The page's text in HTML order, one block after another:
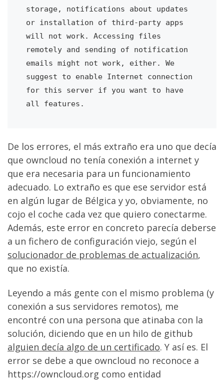
storage, notifications about updates
or installation of third-party apps
will not work. Accessing files
remotely and sending of notification
emails might not work, either. We
suggest to enable Internet connection
for this server if you want to have
De los errores, el más extraño era uno que decía
que owncloud no tenía conexión a internet y
que era necesaria para un funcionamiento
adecuado. Lo extraño es que ese servidor está
en algún lugar de Bélgica y yo, obviamente, no
cojo el coche cada vez que quiero conectarme.
Además, este error en concreto parecía deberse
a un fichero de configuración viejo, según el
solucionador de problemas de actualización,
que no existía.
Leyendo a más gente con el mismo problema (y
conexión a sus servidores remotos), me
encontré con una persona que atinaba con la
solución, diciendo que en un hilo de github
alguien decía algo de un certificado. Y así es. El
error se debe a que owncloud no reconoce a
https://owncloud.org como entidad